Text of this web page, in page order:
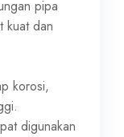
pipa
kuat dan
korosi,
digunakan